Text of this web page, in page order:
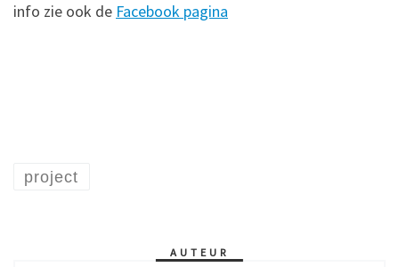
info zie ook de Facebook pagina
project
AUTEUR